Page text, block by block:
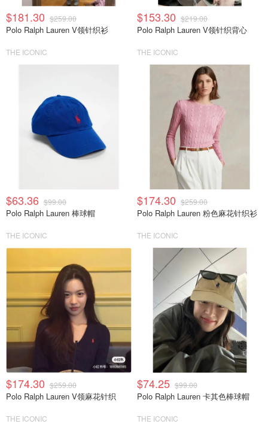
$181.30 $259.00
Polo Ralph Lauren V领针织衫
THE ICONIC
$153.30 $219.00
Polo Ralph Lauren V领针织背心
THE ICONIC
$63.36 $99.00
Polo Ralph Lauren 棒球帽
THE ICONIC
$174.30 $259.00
Polo Ralph Lauren 粉色麻花针织衫
THE ICONIC
$174.30 $259.00
Polo Ralph Lauren V领麻花针织
THE ICONIC
$74.25 $99.00
Polo Ralph Lauren 卡其色棒球帽
THE ICONIC